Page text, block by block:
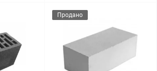
Продано